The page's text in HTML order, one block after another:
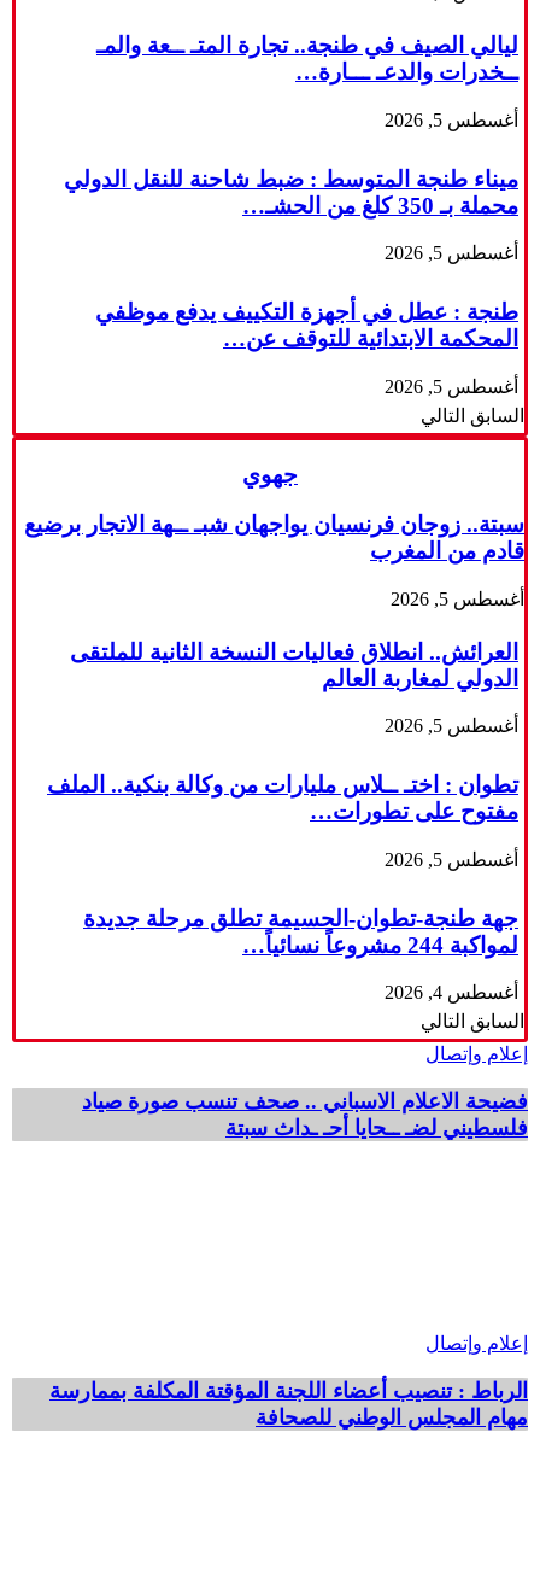
ليالي الصيف في طنجة.. تجارة المتـ ــعة والمـ
ــخدرات والدعـ ـــارة…
أغسطس 5, 2026
ميناء طنجة المتوسط : ضبط شاحنة للنقل الدولي
محملة بـ 350 كلغ من الحشـ…
أغسطس 5, 2026
طنجة : عطل في أجهزة التكييف يدفع موظفي
المحكمة الابتدائية للتوقف عن…
أغسطس 5, 2026
السابق التالي
جهوي
سبتة.. زوجان فرنسيان يواجهان شبـ ــهة الاتجار برضيع
قادم من المغرب
أغسطس 5, 2026
العرائش.. انطلاق فعاليات النسخة الثانية للملتقى
الدولي لمغاربة العالم
أغسطس 5, 2026
تطوان : اختـ ــلاس مليارات من وكالة بنكية.. الملف
مفتوح على تطورات…
أغسطس 5, 2026
جهة طنجة-تطوان-الحسيمة تطلق مرحلة جديدة
لمواكبة 244 مشروعاً نسائياً…
أغسطس 4, 2026
السابق التالي
إعلام وإتصال
فضيحة الاعلام الاسباني .. صحف تنسب صورة صياد
فلسطيني لضـ ــحايا أحـ ـداث سبتة
إعلام وإتصال
الرباط : تنصيب أعضاء اللجنة المؤقتة المكلفة بممارسة
مهام المجلس الوطني للصحافة